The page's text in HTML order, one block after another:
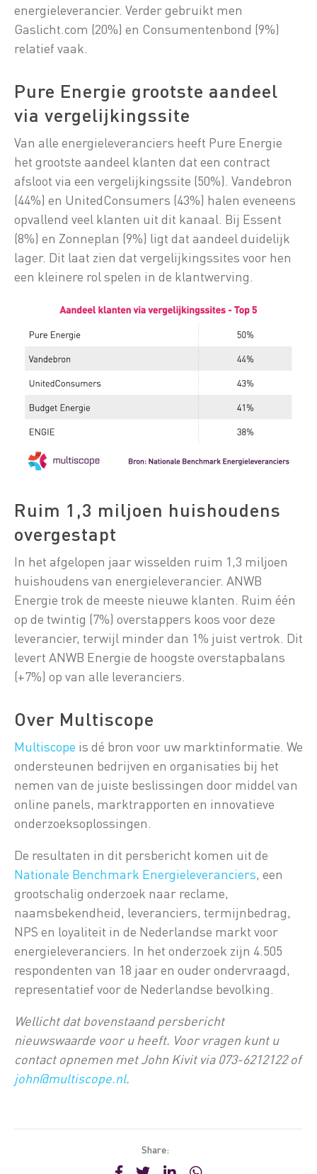
energieleverancier. Verder gebruikt men
Gaslicht.com (20%) en Consumentenbond (9%)
relatief vaak.
Pure Energie grootste aandeel
via vergelijkingssite
Van alle energieleveranciers heeft Pure Energie
het grootste aandeel klanten dat een contract
afsloot via een vergelijkingssite (50%). Vandebron
(44%) en UnitedConsumers (43%) halen eveneens
opvallend veel klanten uit dit kanaal. Bij Essent
(8%) en Zonneplan (9%) ligt dat aandeel duidelijk
lager. Dit laat zien dat vergelijkingssites voor hen
een kleinere rol spelen in de klantwerving.
Ruim 1,3 miljoen huishoudens
overgestapt
In het afgelopen jaar wisselden ruim 1,3 miljoen
huishoudens van energieleverancier. ANWB
Energie trok de meeste nieuwe klanten. Ruim één
op de twintig (7%) overstappers koos voor deze
leverancier, terwijl minder dan 1% juist vertrok. Dit
levert ANWB Energie de hoogste overstapbalans
(+7%) op van alle leveranciers.
Over Multiscope
Multiscope is dé bron voor uw marktinformatie. We
ondersteunen bedrijven en organisaties bij het
nemen van de juiste beslissingen door middel van
online panels, marktrapporten en innovatieve
onderzoeksoplossingen.
De resultaten in dit persbericht komen uit de
Nationale Benchmark Energieleveranciers, een
grootschalig onderzoek naar reclame,
naamsbekendheid, leveranciers, termijnbedrag,
NPS en loyaliteit in de Nederlandse markt voor
energieleveranciers. In het onderzoek zijn 4.505
respondenten van 18 jaar en ouder ondervraagd,
representatief voor de Nederlandse bevolking.
Wellicht dat bovenstaand persbericht
nieuwswaarde voor u heeft. Voor vragen kunt u
contact opnemen met John Kivit via 073-6212122 of
john@multiscope.nl.
Share: